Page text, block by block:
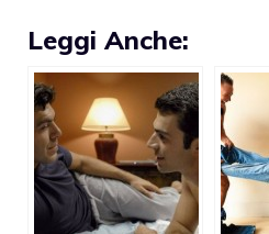
Leggi Anche: